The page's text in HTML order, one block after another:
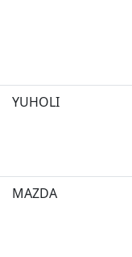
YUHOLI
MAZDA